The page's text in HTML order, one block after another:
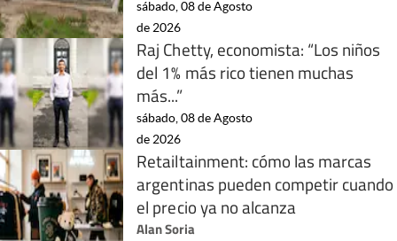
sábado, 08 de Agosto
de 2026
Raj Chetty, economista: “Los niños
del 1% más rico tienen muchas
más...”
sábado, 08 de Agosto
de 2026
Retailtainment: cómo las marcas
argentinas pueden competir cuando
el precio ya no alcanza
Alan Soria